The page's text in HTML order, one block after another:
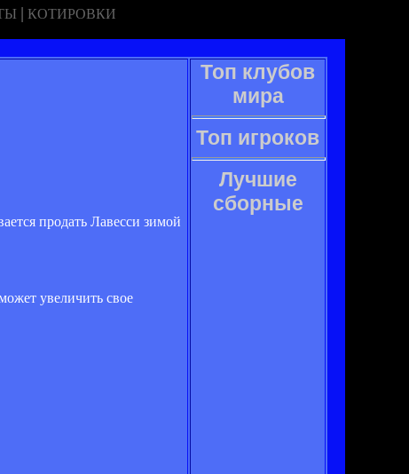
| КОТИРОВКИ
продать Лавесси зимой
увеличить свое
Топ клубов
мира
Топ игроков
Лучшие
сборные